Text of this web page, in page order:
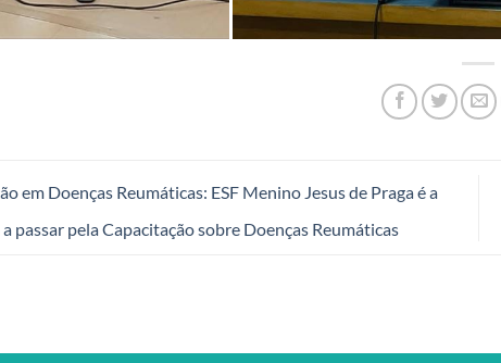
em Doenças Reumáticas: ESF Menino Jesus de Praga é a
passar pela Capacitação sobre Doenças Reumáticas